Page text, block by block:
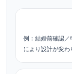
例：結婚前確認
により設計が変わ